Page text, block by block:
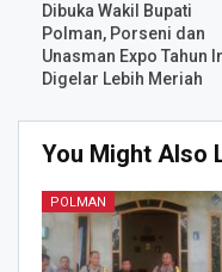
Dibuka Wakil Bupati
Polman, Porseni dan
Unasman Expo Tahun
Digelar Lebih Meriah
You Might Also
POLMAN